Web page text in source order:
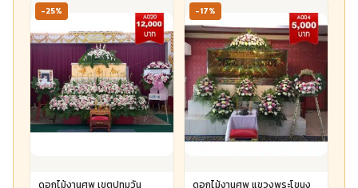
-25%
ดอกไม้งานศพ เขตปทุมวัน
-17%
ดอกไม้งานศพ แขวงพระโขนง